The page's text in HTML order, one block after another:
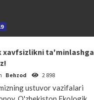
xavfsizlikni ta'minlashga
Behzod 2 898
ustuvor vazifalari